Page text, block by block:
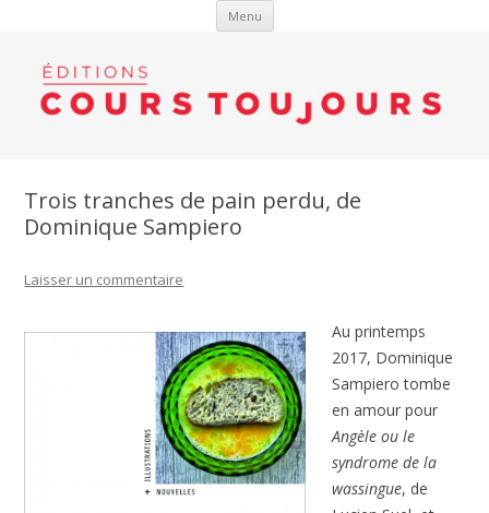
Menu Aller au contenu
Trois tranches de pain perdu, de
Dominique Sampiero
Laisser un commentaire
Au printemps
2017, Dominique
Sampiero tombe
en amour pour
Angèle ou le
syndrome de la
wassingue, de